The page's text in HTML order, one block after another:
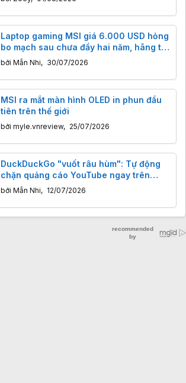
Laptop gaming MSI giá 6.000 USD hỏng
bo mạch sau chưa đầy hai năm, hãng từ
chối sửa vì “đắt hơn mua máy mới”
bởi Mẫn Nhi, 30/07/2026
MSI ra mắt màn hình OLED in phun đầu
tiên trên thế giới
bởi myle.vnreview, 25/07/2026
DuckDuckGo "vuốt râu hùm": Tự động
chặn quảng cáo YouTube ngay trên
trình duyệt
bởi Mẫn Nhi, 12/07/2026